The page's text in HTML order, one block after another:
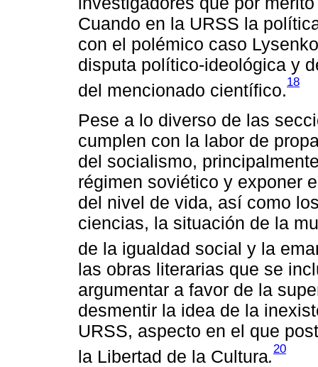
Cuando en la URSS la
con el polémico caso
disputa político-ideológica y
del mencionado científico.18
Pese a lo diverso de las
cumplen con la labor de
del socialismo,
régimen soviético y exponer
del nivel de vida, así como
ciencias, la situación de la
de la igualdad social y la
las obras literarias que se
argumentar a favor de la
desmentir la idea de la
URSS, aspecto en el que
la Libertad de la Cultura. 20